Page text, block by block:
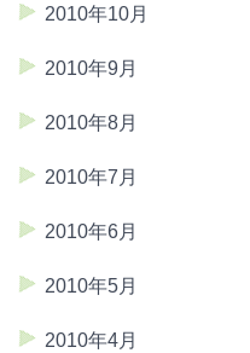
2010年10月
2010年9月
2010年8月
2010年7月
2010年6月
2010年5月
2010年4月